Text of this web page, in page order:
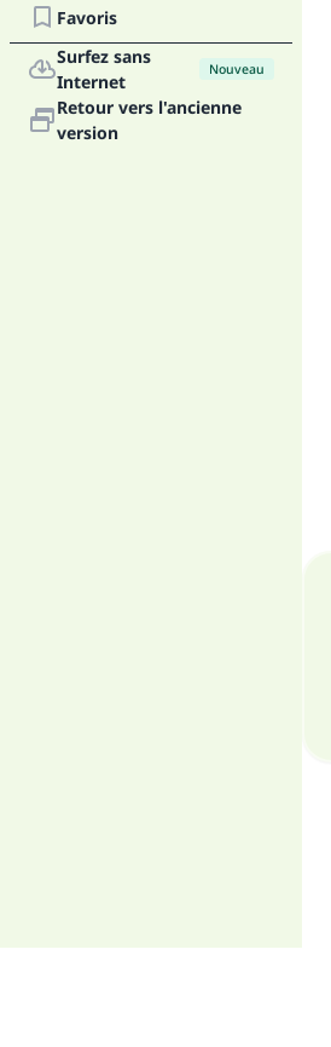
Favoris
Surfez sans
Internet
Nouveau
Retour vers l'ancienne
version